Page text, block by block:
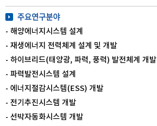
주요연구분야
- 해양에너지시스템 설계
- 재생에너지 전력체계 설계 및 개발
- 하이브리드(태양광, 파력, 풍력) 발전체계 개발
- 파력발전시스템 설계
- 에너지절감시스템(ESS) 개발
- 전기추진시스템 개발
- 선박자동화시스템 개발